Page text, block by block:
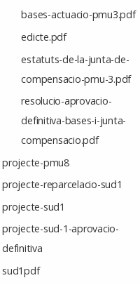
bases-actuacio-pmu3.pdf
edicte.pdf
estatuts-de-la-junta-de-
compensacio-pmu-3.pdf
resolucio-aprovacio-
definitiva-bases-i-junta-
compensacio.pdf
projecte-pmu8
projecte-reparcelacio-sud1
projecte-sud1
projecte-sud-1-aprovacio-
definitiva
sud1pdf